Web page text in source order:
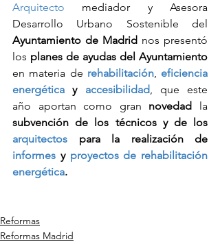
Arquitecto mediador y Asesora
Ayuntamiento de Madrid nos presentó
los planes de ayudas del Ayuntamiento
en materia de rehabilitación, eficiencia
energética y accesibilidad, que este
año aportan como gran novedad
arquitectos
informes y proyectos de rehabilitación
energética.
Reformas
Reformas Madrid